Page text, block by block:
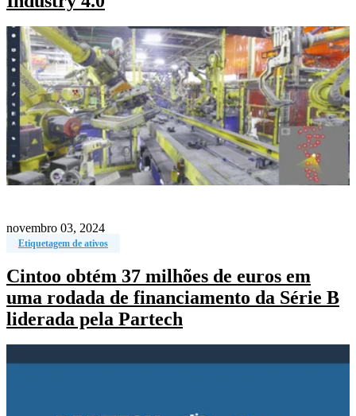
novembro 03, 2024
Etiquetagem de ativos
Cintoo obtém 37 milhões de euros em
uma rodada de financiamento da Série B
liderada pela Partech